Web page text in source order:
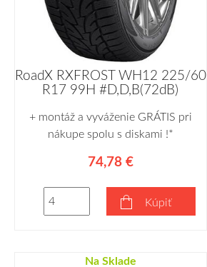
RoadX RXFROST WH12 225/60
R17 99H #D,D,B(72dB)
+ montáž a vyváženie GRÁTIS pri
nákupe spolu s diskami !*
74,78 €
Kúpiť
Na Sklade